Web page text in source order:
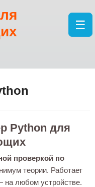
☰
Python для
проверкой по
теории. Работает
на любом устройстве.